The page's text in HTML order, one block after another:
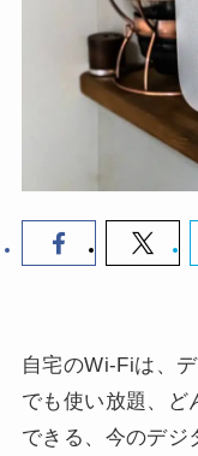
自宅のWi-Fiは、
でも使い放題、ど
できる、今のデジ